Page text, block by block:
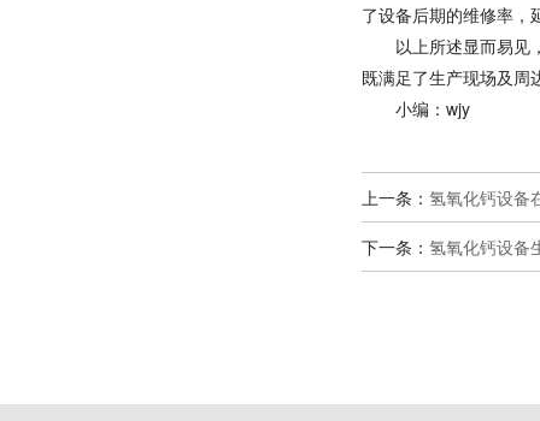
了设备后期的维修率
以上所述显而易见
既满足了生产现场及
小编：wjy
上一条： 氢氧化钙设备
下一条： 氢氧化钙设备